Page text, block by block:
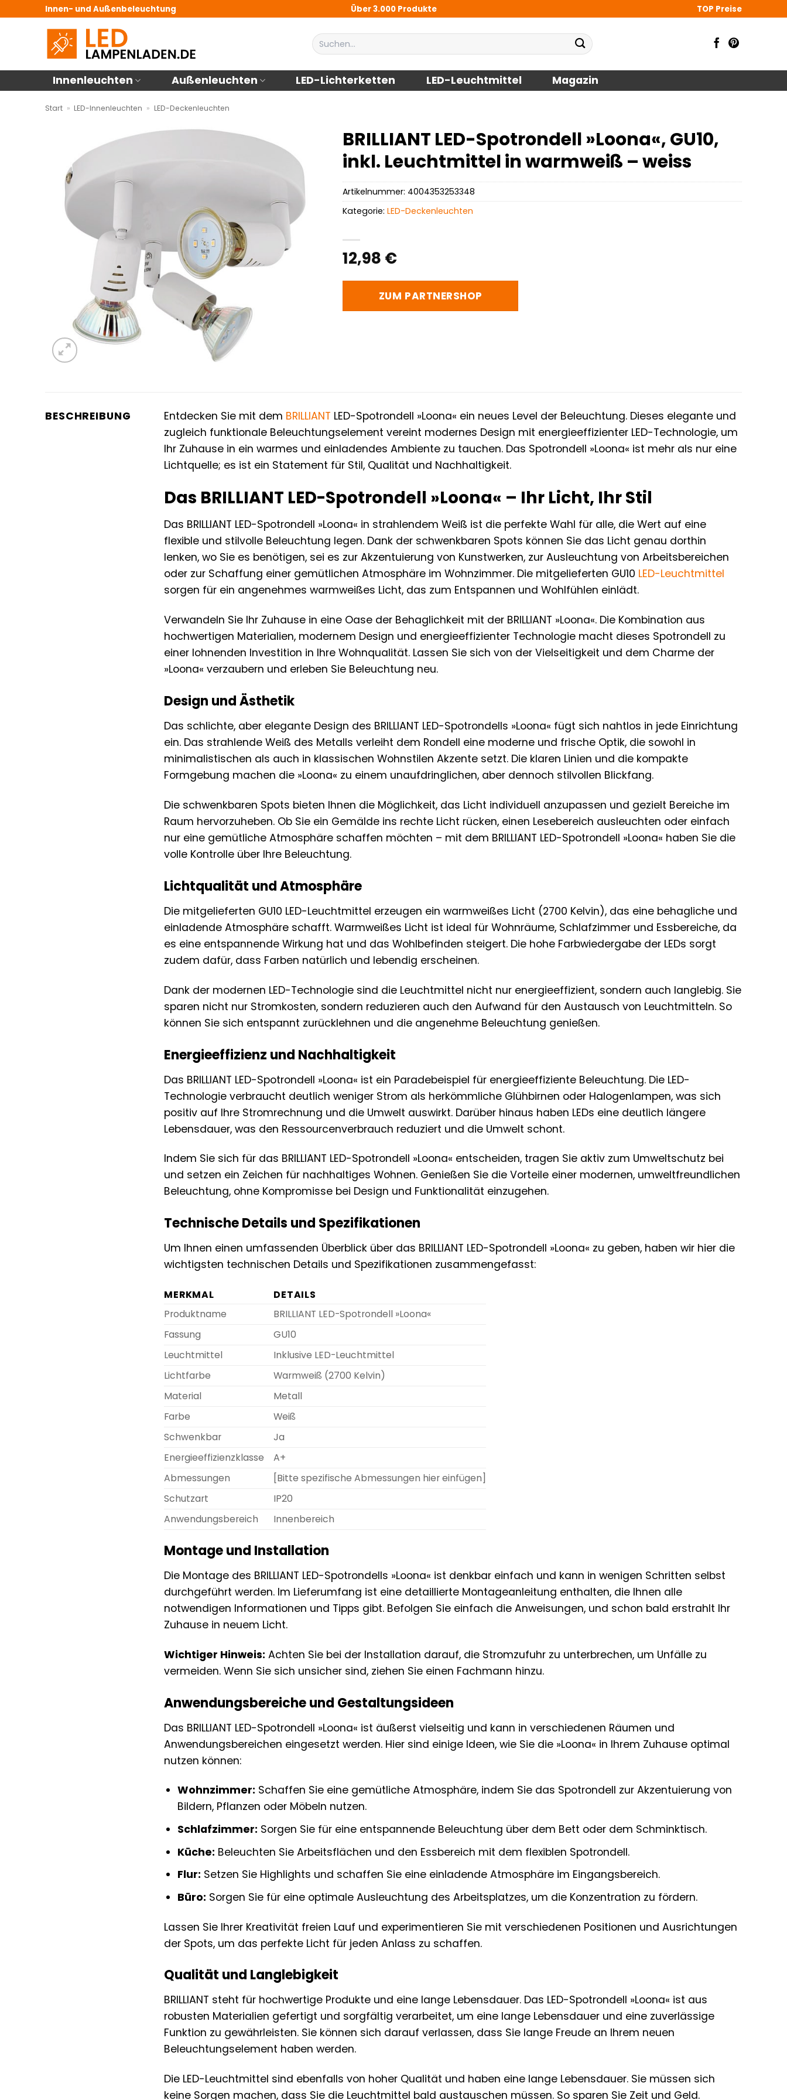
Innen- und Außenbeleuchtung Über 3.000 Produkte TOP Preise
Suchen
nach:
Innenleuchten Außenleuchten LED-Lichterketten LED-Leuchtmittel Magazin
Start » LED-Innenleuchten » LED-Deckenleuchten
BRILLIANT LED-Spotrondell »Loona«, GU10,
inkl. Leuchtmittel in warmweiß – weiss
12,98 €
ZUM PARTNERSHOP
Artikelnummer: 4004353253348
Kategorie:LED-Deckenleuchten
BESCHREIBUNG Entdecken Sie mit dem BRILLIANT LED-Spotrondell »Loona« ein neues Level der Beleuchtung. Dieses elegante und
zugleich funktionale Beleuchtungselement vereint modernes Design mit energieeffizienter LED-Technologie, um
Ihr Zuhause in ein warmes und einladendes Ambiente zu tauchen. Das Spotrondell »Loona« ist mehr als nur eine
Lichtquelle; es ist ein Statement für Stil, Qualität und Nachhaltigkeit.
Das BRILLIANT LED-Spotrondell »Loona« – Ihr Licht, Ihr Stil
Das BRILLIANT LED-Spotrondell »Loona« in strahlendem Weiß ist die perfekte Wahl für alle, die Wert auf eine
flexible und stilvolle Beleuchtung legen. Dank der schwenkbaren Spots können Sie das Licht genau dorthin
lenken, wo Sie es benötigen, sei es zur Akzentuierung von Kunstwerken, zur Ausleuchtung von Arbeitsbereichen
oder zur Schaffung einer gemütlichen Atmosphäre im Wohnzimmer. Die mitgelieferten GU10 LED-Leuchtmittel
sorgen für ein angenehmes warmweißes Licht, das zum Entspannen und Wohlfühlen einlädt.
Verwandeln Sie Ihr Zuhause in eine Oase der Behaglichkeit mit der BRILLIANT »Loona«. Die Kombination aus
hochwertigen Materialien, modernem Design und energieeffizienter Technologie macht dieses Spotrondell zu
einer lohnenden Investition in Ihre Wohnqualität. Lassen Sie sich von der Vielseitigkeit und dem Charme der
»Loona« verzaubern und erleben Sie Beleuchtung neu.
Design und Ästhetik
Das schlichte, aber elegante Design des BRILLIANT LED-Spotrondells »Loona« fügt sich nahtlos in jede Einrichtung
ein. Das strahlende Weiß des Metalls verleiht dem Rondell eine moderne und frische Optik, die sowohl in
minimalistischen als auch in klassischen Wohnstilen Akzente setzt. Die klaren Linien und die kompakte
Formgebung machen die »Loona« zu einem unaufdringlichen, aber dennoch stilvollen Blickfang.
Die schwenkbaren Spots bieten Ihnen die Möglichkeit, das Licht individuell anzupassen und gezielt Bereiche im
Raum hervorzuheben. Ob Sie ein Gemälde ins rechte Licht rücken, einen Lesebereich ausleuchten oder einfach
nur eine gemütliche Atmosphäre schaffen möchten – mit dem BRILLIANT LED-Spotrondell »Loona« haben Sie die
volle Kontrolle über Ihre Beleuchtung.
Lichtqualität und Atmosphäre
Die mitgelieferten GU10 LED-Leuchtmittel erzeugen ein warmweißes Licht (2700 Kelvin), das eine behagliche und
einladende Atmosphäre schafft. Warmweißes Licht ist ideal für Wohnräume, Schlafzimmer und Essbereiche, da
es eine entspannende Wirkung hat und das Wohlbefinden steigert. Die hohe Farbwiedergabe der LEDs sorgt
zudem dafür, dass Farben natürlich und lebendig erscheinen.
Dank der modernen LED-Technologie sind die Leuchtmittel nicht nur energieeffizient, sondern auch langlebig. Sie
sparen nicht nur Stromkosten, sondern reduzieren auch den Aufwand für den Austausch von Leuchtmitteln. So
können Sie sich entspannt zurücklehnen und die angenehme Beleuchtung genießen.
Energieeffizienz und Nachhaltigkeit
Das BRILLIANT LED-Spotrondell »Loona« ist ein Paradebeispiel für energieeffiziente Beleuchtung. Die LED-
Technologie verbraucht deutlich weniger Strom als herkömmliche Glühbirnen oder Halogenlampen, was sich
positiv auf Ihre Stromrechnung und die Umwelt auswirkt. Darüber hinaus haben LEDs eine deutlich längere
Lebensdauer, was den Ressourcenverbrauch reduziert und die Umwelt schont.
Indem Sie sich für das BRILLIANT LED-Spotrondell »Loona« entscheiden, tragen Sie aktiv zum Umweltschutz bei
und setzen ein Zeichen für nachhaltiges Wohnen. Genießen Sie die Vorteile einer modernen, umweltfreundlichen
Beleuchtung, ohne Kompromisse bei Design und Funktionalität einzugehen.
Technische Details und Spezifikationen
Um Ihnen einen umfassenden Überblick über das BRILLIANT LED-Spotrondell »Loona« zu geben, haben wir hier die
wichtigsten technischen Details und Spezifikationen zusammengefasst:
MERKMAL
DETAILS
Produktname
BRILLIANT LED-Spotrondell »Loona«
Fassung
GU10
Leuchtmittel
Inklusive LED-Leuchtmittel
Lichtfarbe
Warmweiß (2700 Kelvin)
Material
Metall
Farbe
Weiß
Schwenkbar
Ja
Energieeffizienzklasse
A+
Abmessungen
[Bitte spezifische Abmessungen hier einfügen]
Schutzart
IP20
Anwendungsbereich
Innenbereich
Montage und Installation
Die Montage des BRILLIANT LED-Spotrondells »Loona« ist denkbar einfach und kann in wenigen Schritten selbst
durchgeführt werden. Im Lieferumfang ist eine detaillierte Montageanleitung enthalten, die Ihnen alle
notwendigen Informationen und Tipps gibt. Befolgen Sie einfach die Anweisungen, und schon bald erstrahlt Ihr
Zuhause in neuem Licht.
Wichtiger Hinweis: Achten Sie bei der Installation darauf, die Stromzufuhr zu unterbrechen, um Unfälle zu
vermeiden. Wenn Sie sich unsicher sind, ziehen Sie einen Fachmann hinzu.
Anwendungsbereiche und Gestaltungsideen
Das BRILLIANT LED-Spotrondell »Loona« ist äußerst vielseitig und kann in verschiedenen Räumen und
Anwendungsbereichen eingesetzt werden. Hier sind einige Ideen, wie Sie die »Loona« in Ihrem Zuhause optimal
nutzen können:
Wohnzimmer: Schaffen Sie eine gemütliche Atmosphäre, indem Sie das Spotrondell zur Akzentuierung von
Bildern, Pflanzen oder Möbeln nutzen.
Schlafzimmer: Sorgen Sie für eine entspannende Beleuchtung über dem Bett oder dem Schminktisch.
Küche: Beleuchten Sie Arbeitsflächen und den Essbereich mit dem flexiblen Spotrondell.
Flur: Setzen Sie Highlights und schaffen Sie eine einladende Atmosphäre im Eingangsbereich.
Büro: Sorgen Sie für eine optimale Ausleuchtung des Arbeitsplatzes, um die Konzentration zu fördern.
Lassen Sie Ihrer Kreativität freien Lauf und experimentieren Sie mit verschiedenen Positionen und Ausrichtungen
der Spots, um das perfekte Licht für jeden Anlass zu schaffen.
Qualität und Langlebigkeit
BRILLIANT steht für hochwertige Produkte und eine lange Lebensdauer. Das LED-Spotrondell »Loona« ist aus
robusten Materialien gefertigt und sorgfältig verarbeitet, um eine lange Lebensdauer und eine zuverlässige
Funktion zu gewährleisten. Sie können sich darauf verlassen, dass Sie lange Freude an Ihrem neuen
Beleuchtungselement haben werden.
Die LED-Leuchtmittel sind ebenfalls von hoher Qualität und haben eine lange Lebensdauer. Sie müssen sich
keine Sorgen machen, dass Sie die Leuchtmittel bald austauschen müssen. So sparen Sie Zeit und Geld.